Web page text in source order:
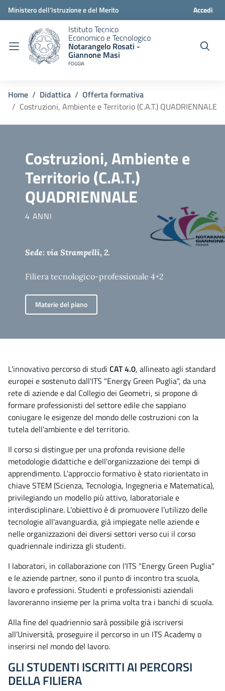
Ministero dell'Istruzione e del Merito Accedi
Istituto Tecnico
Economico e Tecnologico
Notarangelo Rosati -
Giannone Masi
FOGGIA
Home Didattica
Offerta formativa
Costruzioni, Ambiente e Territorio (C.A.T.) QUADRIENNALE
Costruzioni, Ambiente e
Territorio (C.A.T.)
QUADRIENNALE
4 ANNI
Sede: via Strampelli, 2.
Filiera tecnologico-professionale 4+2
Materie del piano
L'innovativo percorso di studi CAT 4.0, allineato agli standard
europei e sostenuto dall'ITS "Energy Green Puglia", da una
rete di aziende e dal Collegio dei Geometri, si propone di
formare professionisti del settore edile che sappiano
coniugare le esigenze del mondo delle costruzioni con la
tutela dell'ambiente e del territorio.
Il corso si distingue per una profonda revisione delle
metodologie didattiche e dell'organizzazione dei tempi di
apprendimento. L'approccio formativo è stato riorientato in
chiave STEM (Scienza, Tecnologia, Ingegneria e Matematica),
privilegiando un modello più attivo, laboratoriale e
interdisciplinare. L'obiettivo è di promuovere l'utilizzo delle
tecnologie all'avanguardia, già impiegate nelle aziende e
nelle organizzazioni dei diversi settori verso cui il corso
quadriennale indirizza gli studenti.
I laboratori, in collaborazione con l'ITS "Energy Green Puglia"
e le aziende partner, sono il punto di incontro tra scuola,
lavoro e professioni. Studenti e professionisti aziendali
lavoreranno insieme per la prima volta tra i banchi di scuola.
Alla fine del quadriennio sarà possibile già iscriversi
all’Università, proseguire il percorso in un ITS Academy o
inserirsi nel mondo del lavoro.
GLI STUDENTI ISCRITTI AI PERCORSI
DELLA FILIERA